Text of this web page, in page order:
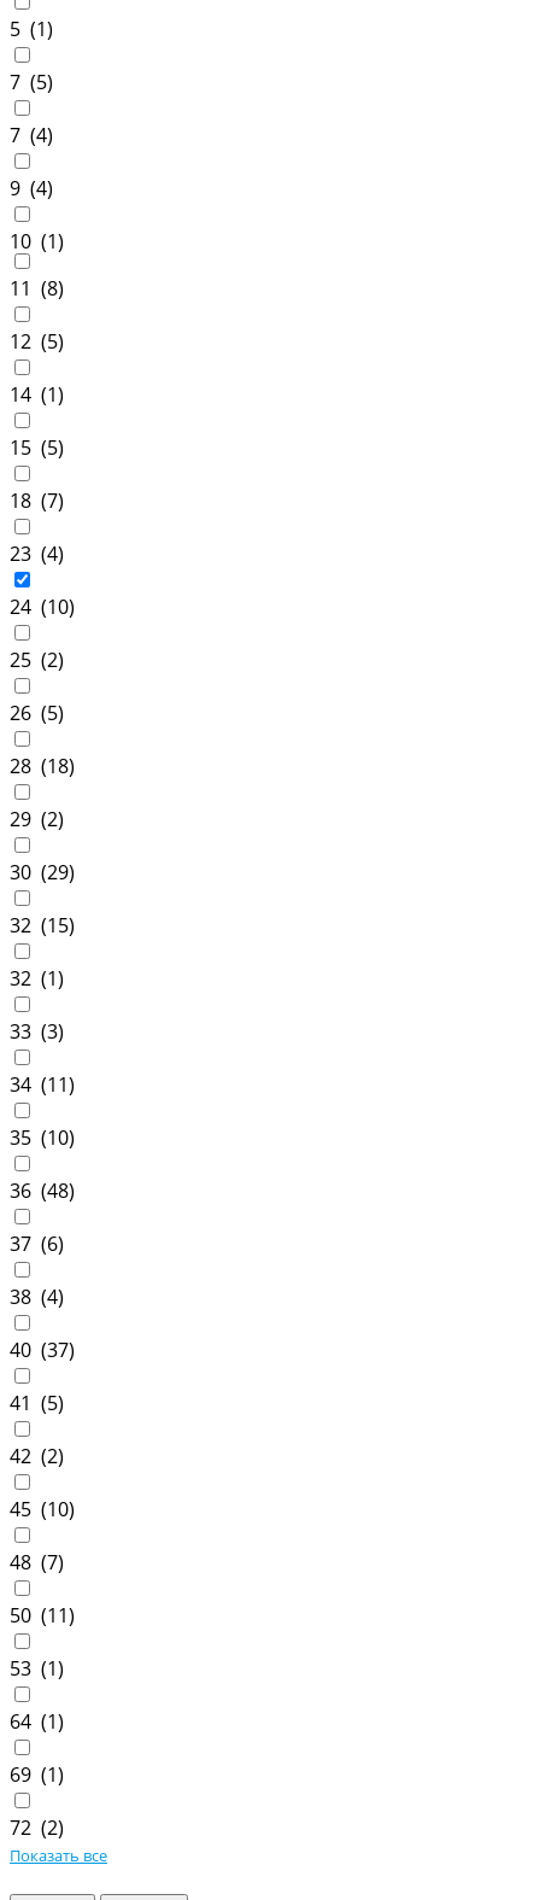
5 (1)
7 (5)
7 (4)
9 (4)
10 (1)
11 (8)
12 (5)
14 (1)
15 (5)
18 (7)
23 (4)
24 (10)
25 (2)
26 (5)
28 (18)
29 (2)
30 (29)
32 (15)
32 (1)
33 (3)
34 (11)
35 (10)
36 (48)
37 (6)
38 (4)
40 (37)
41 (5)
42 (2)
45 (10)
48 (7)
50 (11)
53 (1)
64 (1)
69 (1)
72 (2)
Показать все